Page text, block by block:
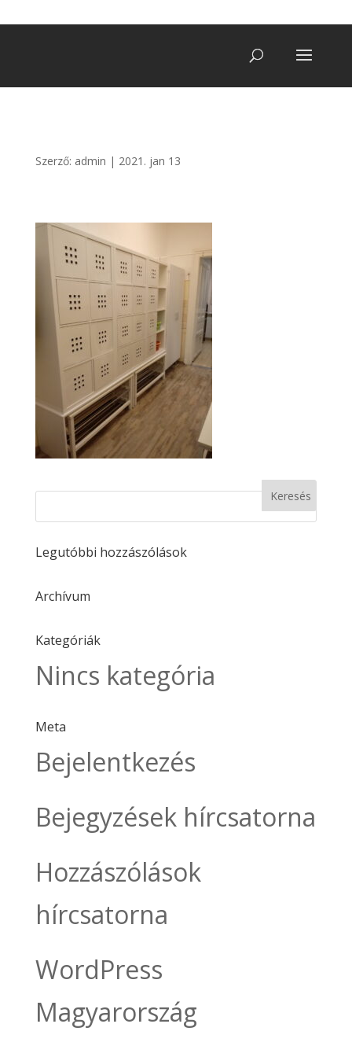
Szerző: admin | 2021. jan 13
Legutóbbi hozzászólások
Archívum
Kategóriák
Nincs kategória
Meta
Bejelentkezés
Bejegyzések hírcsatorna
Hozzászólások
hírcsatorna
WordPress
Magyarország